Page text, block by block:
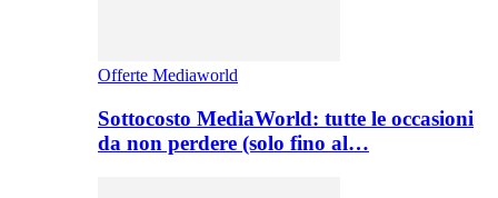
Offerte Mediaworld
Sottocosto MediaWorld: tutte le occasioni
da non perdere (solo fino al…